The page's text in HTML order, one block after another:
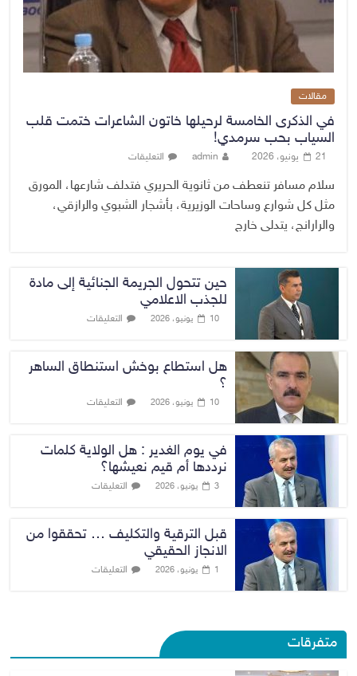
مقالات
في الذكرى الخامسة لرحيلها خاتون الشاعرات ختمت قلب
السياب بحب سرمدي!
21 يونيو، 2026 admin التعليقات
سلام مسافر تنعطف من ثانوية الحريري فتدلف شارعها، المورق
مثل كل شوارع وساحات الوزيرية، بأشجار الشبوي والرازقي،
والرارانج، يتدلى خارج
حين تتحول الجريمة الجنائية إلى مادة
للجذب الاعلامي
10 يونيو، 2026 التعليقات
هل استطاع بوخش استنطاق الساهر
؟
10 يونيو، 2026 التعليقات
في يوم الغدير : هل الولاية كلمات
نرددها أم قيم نعيشها؟
3 يونيو، 2026 التعليقات
قبل الترقية والتكليف … تحققوا من
الانجاز الحقيقي
1 يونيو، 2026 التعليقات
متفرقات